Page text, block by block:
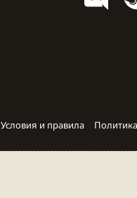
Условия и правила